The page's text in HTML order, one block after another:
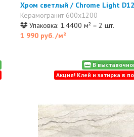
Хром светлый / Chrome Light
Керамогранит 600x1200
Упаковка: 1.4400 м² = 2 шт.
1 990 руб./м²
В
Акция! Клей и затирка в